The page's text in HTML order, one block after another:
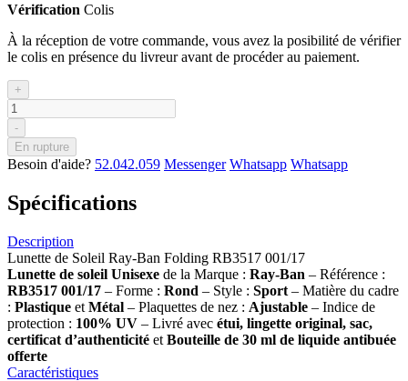
Vérification Colis
À la réception de votre commande, vous avez la posibilité de vérifier
le colis en présence du livreur avant de procéder au paiement.
+
-
En rupture
Besoin d'aide? 52.042.059 Messenger Whatsapp Whatsapp
Spécifications
Description
Lunette de Soleil Ray-Ban Folding RB3517 001/17
Lunette de soleil Unisexe de la Marque : Ray-Ban – Référence :
RB3517 001/17 – Forme : Rond – Style : Sport – Matière du cadre
: Plastique et Métal – Plaquettes de nez : Ajustable – Indice de
protection : 100% UV – Livré avec étui, lingette original, sac,
certificat d’authenticité et Bouteille de 30 ml de liquide antibuée
offerte
Caractéristiques